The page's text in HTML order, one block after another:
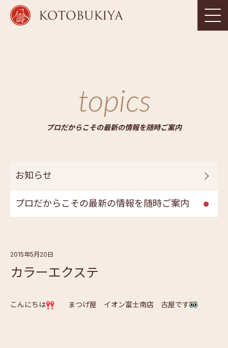
topics
プロだからこその最新の情報を随時ご案内
お知らせ
プロだからこその最新の情報を随時ご案内
2015年5月20日
カラーエクステ
こんにちは まつげ屋 イオン富士南店 古屋です